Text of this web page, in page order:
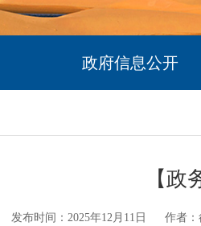
政府信息公开
【
发布时间：2025年12月11日 作者：